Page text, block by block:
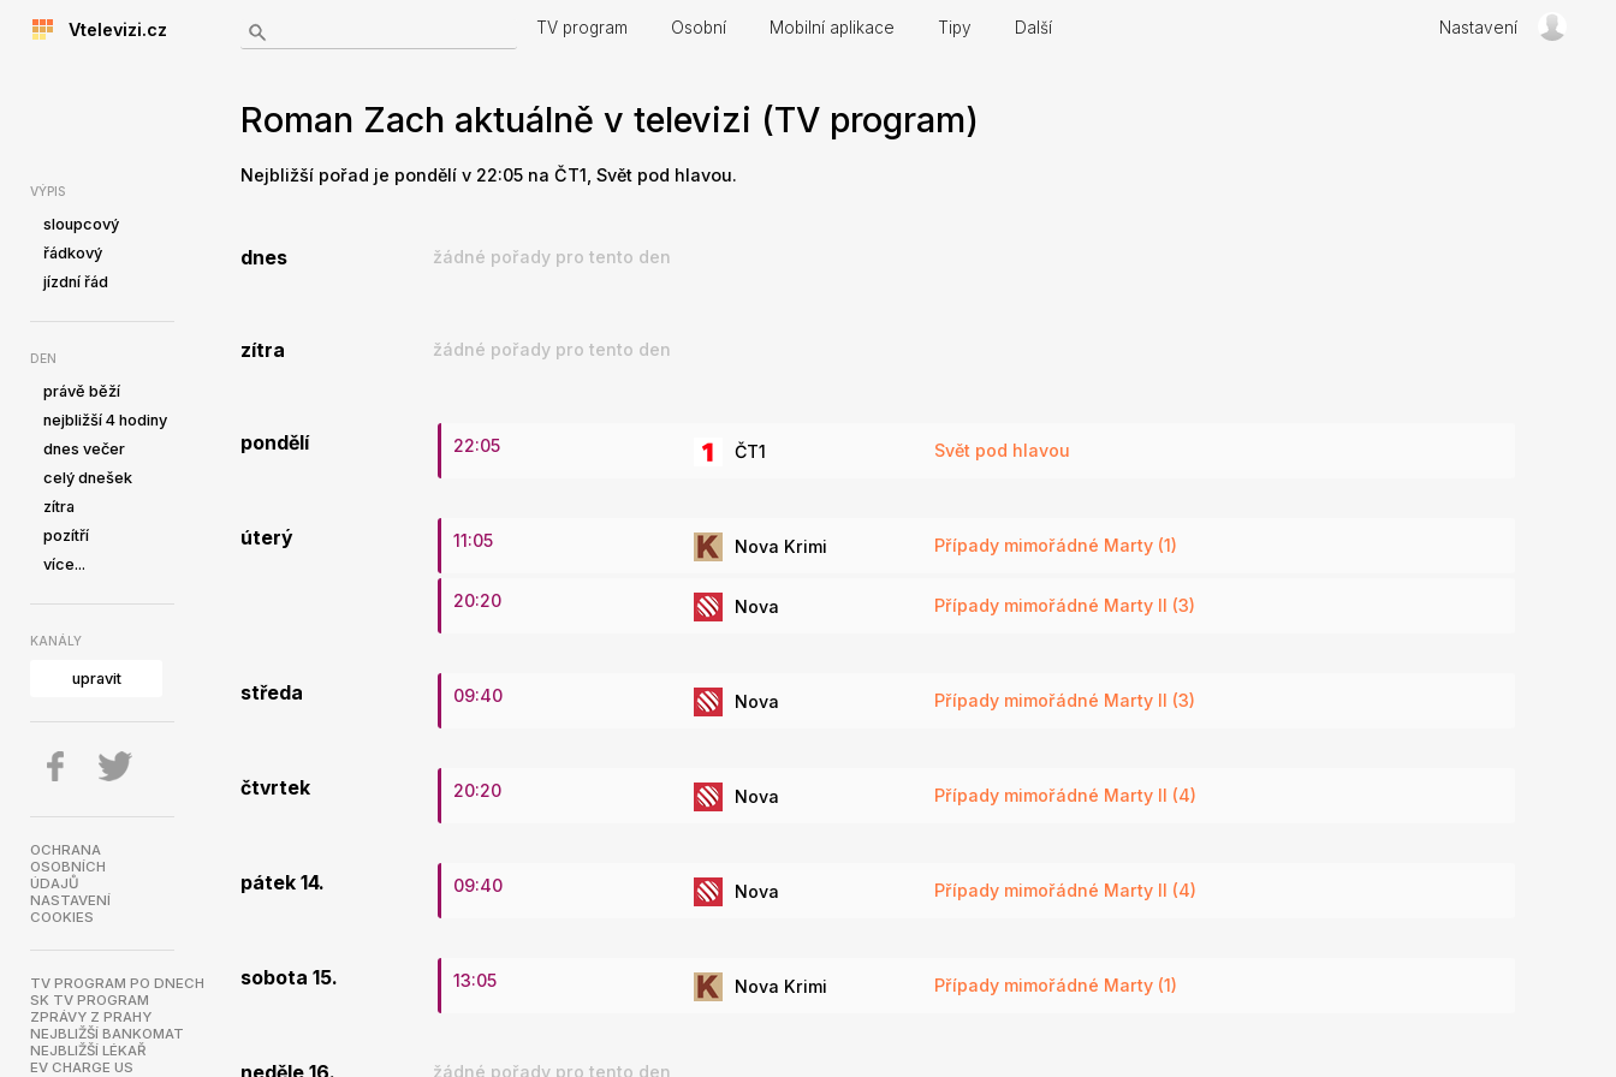
Vtelevizi.cz TV program Osobní Mobilní aplikace Tipy Další Nastavení
VÝPIS
sloupcový
řádkový
jízdní řád
DEN
právě běží
nejbližší 4 hodiny
dnes večer
celý dnešek
zítra
pozítří
více...
KANÁLY
upravit
OCHRANA
OSOBNÍCH
ÚDAJŮ
NASTAVENÍ
COOKIES
TV PROGRAM PO DNECH
SK TV PROGRAM
ZPRÁVY Z PRAHY
NEJBLIŽŠÍ BANKOMAT
NEJBLIŽŠÍ LÉKAŘ
EV CHARGE US
Roman Zach aktuálně v televizi (TV program)
Nejbližší pořad je pondělí v 22:05 na ČT1, Svět pod hlavou.
dnes žádné pořady pro tento den
zítra žádné pořady pro tento den
pondělí 22:05 ČT1 Svět pod hlavou
úterý 11:05 Nova Krimi Případy mimořádné Marty (1)
20:20 Nova Případy mimořádné Marty II (3)
středa 09:40 Nova Případy mimořádné Marty II (3)
čtvrtek 20:20 Nova Případy mimořádné Marty II (4)
pátek 14. 09:40 Nova Případy mimořádné Marty II (4)
sobota 15. 13:05 Nova Krimi Případy mimořádné Marty (1)
žádné pořady pro tento den